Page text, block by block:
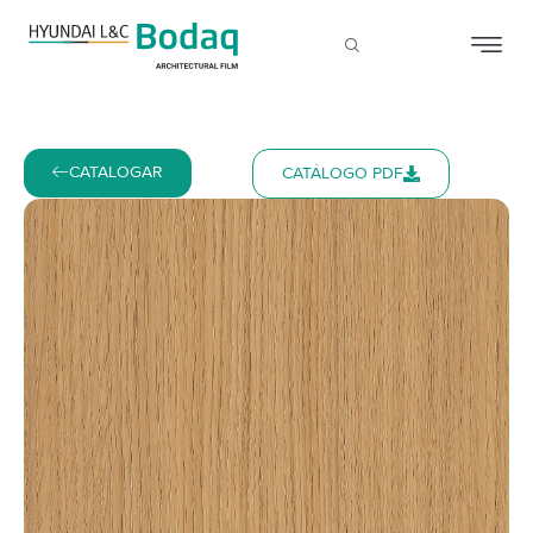
CATALOGAR CATÁLOGO PDF